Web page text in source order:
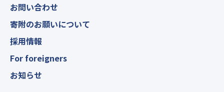
お問い合わせ
寄附のお願いについて
採用情報
For foreigners
お知らせ